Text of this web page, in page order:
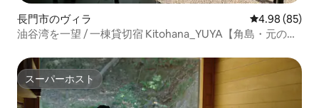
長門市のヴィラ レビュー85
4.98 (85)
油谷湾を一望 / 一棟貸切宿 Kitohana_YUYA【角島・元の隅
スーパーホスト
スーパーホスト